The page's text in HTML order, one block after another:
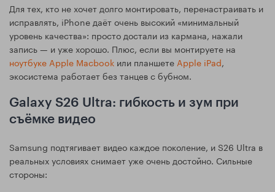
Для тех, кто не хочет долго монтировать, перенастраивать и
исправлять, iPhone даёт очень высокий «минимальный
уровень качества»: просто достали из кармана, нажали
запись — и уже хорошо. Плюс, если вы монтируете на
ноутбуке Apple Macbook или планшете Apple iPad,
экосистема работает без танцев с бубном.
Galaxy S26 Ultra: гибкость и зум при
съёмке видео
Samsung подтягивает видео каждое поколение, и S26 Ultra в
реальных условиях снимает уже очень достойно. Сильные
стороны: